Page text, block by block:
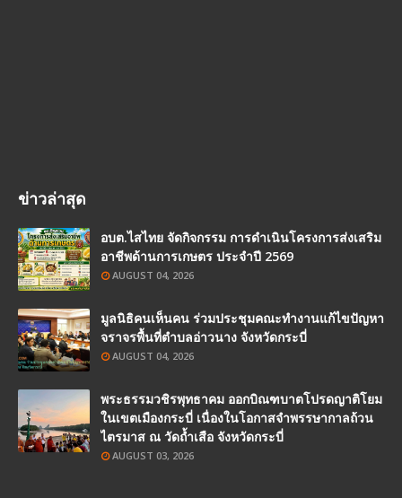
ข่าวล่าสุด
อบต.ไสไทย จัดกิจกรรม การดำเนินโครงการส่งเสริม
อาชีพด้านการเกษตร ประจำปี 2569
AUGUST 04, 2026
มูลนิธิคนเห็นคน ร่วมประชุมคณะทำงานแก้ไขปัญหา
จราจรพื้นที่ตำบลอ่าวนาง จังหวัดกระบี่
AUGUST 04, 2026
พระธรรมวชิรพุทธาคม ออกบิณฑบาตโปรดญาติโยม
ในเขตเมืองกระบี่ เนื่องในโอกาสจำพรรษากาลถ้วน
ไตรมาส ณ วัดถ้ำเสือ จังหวัดกระบี่
AUGUST 03, 2026